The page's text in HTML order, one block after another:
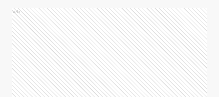
Ads